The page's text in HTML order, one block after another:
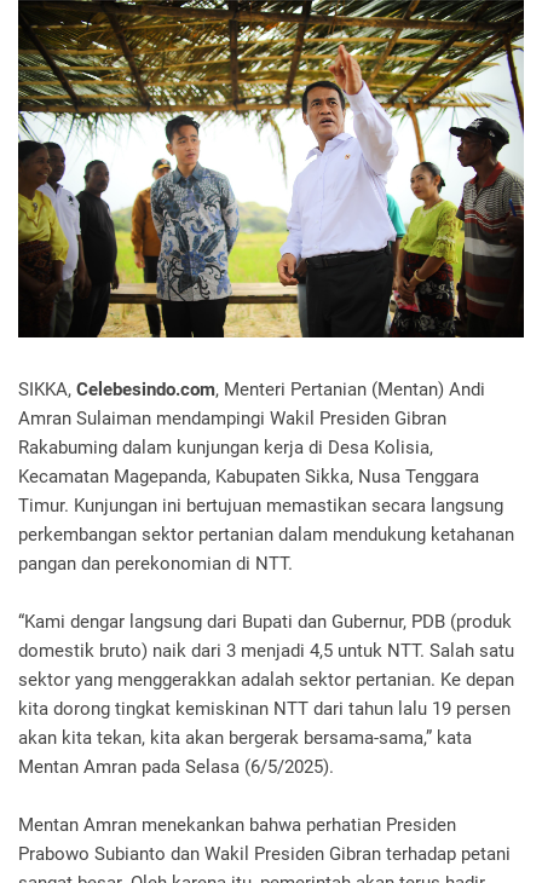
SIKKA, Celebesindo.com, Menteri Pertanian (Mentan) Andi
Amran Sulaiman mendampingi Wakil Presiden Gibran
Rakabuming dalam kunjungan kerja di Desa Kolisia,
Kecamatan Magepanda, Kabupaten Sikka, Nusa Tenggara
Timur. Kunjungan ini bertujuan memastikan secara langsung
perkembangan sektor pertanian dalam mendukung ketahanan
pangan dan perekonomian di NTT.
“Kami dengar langsung dari Bupati dan Gubernur, PDB (produk
domestik bruto) naik dari 3 menjadi 4,5 untuk NTT. Salah satu
sektor yang menggerakkan adalah sektor pertanian. Ke depan
kita dorong tingkat kemiskinan NTT dari tahun lalu 19 persen
akan kita tekan, kita akan bergerak bersama-sama,” kata
Mentan Amran pada Selasa (6/5/2025).
Mentan Amran menekankan bahwa perhatian Presiden
Prabowo Subianto dan Wakil Presiden Gibran terhadap petani